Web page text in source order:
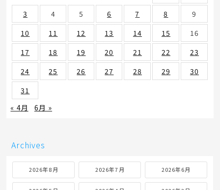
3
4 5 6 7 8
9
10
11 12 13 14 15
16
17
18 19 20 21 22
23
24
25 26 27 28 29
30
31
« 4月
6月 »
Archives
2026年8月 2026年7月 2026年6月